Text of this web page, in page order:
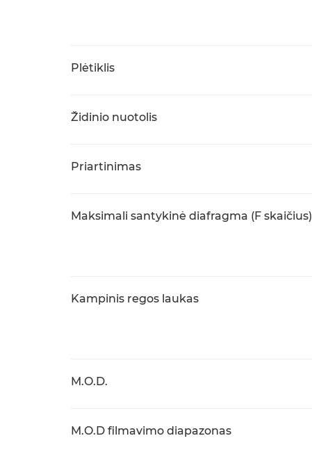
Plėtiklis
Židinio nuotolis
Priartinimas
Maksimali santykinė diafragma (F skaičius)
Kampinis regos laukas
M.O.D.
M.O.D filmavimo diapazonas